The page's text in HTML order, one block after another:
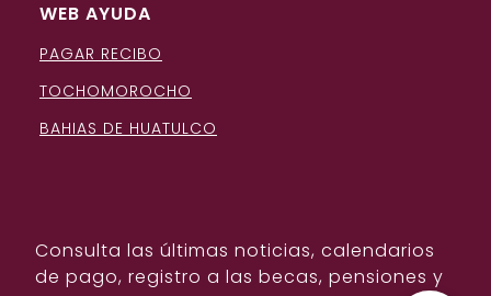
WEB AYUDA
PAGAR RECIBO
TOCHOMOROCHO
BAHIAS DE HUATULCO
Consulta las últimas noticias, calendarios
de pago, registro a las becas, pensiones y